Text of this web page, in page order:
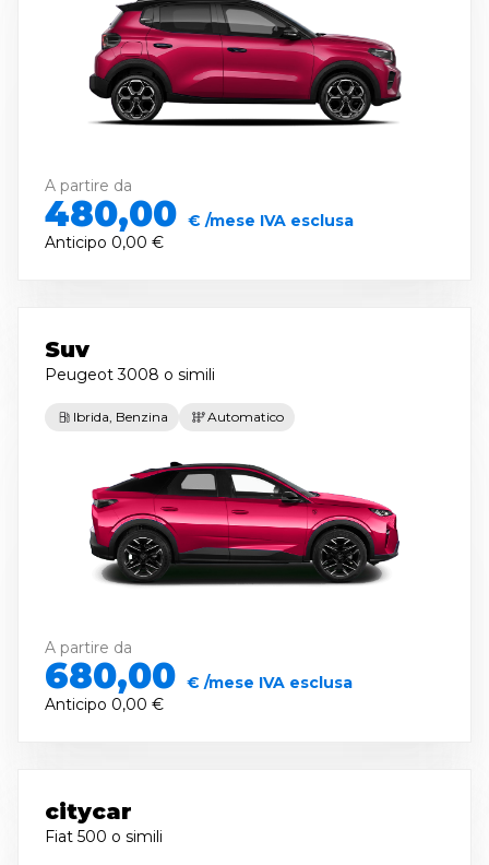
A partire da
480,00 € /mese IVA esclusa
Anticipo 0,00 €
Suv
Peugeot 3008 o simili
Ibrida, Benzina Automatico
A partire da
680,00 € /mese IVA esclusa
Anticipo 0,00 €
citycar
Fiat 500 o simili